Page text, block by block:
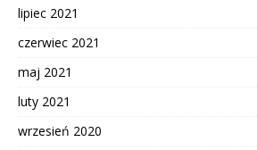
lipiec 2021
czerwiec 2021
maj 2021
luty 2021
wrzesień 2020